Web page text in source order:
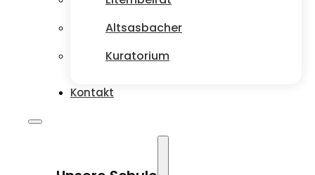
Altsasbacher
Kuratorium
Kontakt